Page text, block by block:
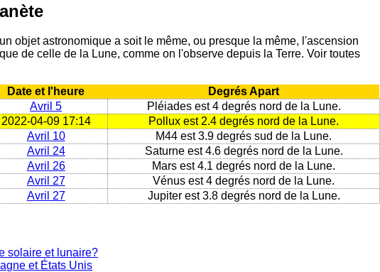
objet astronomique a soit le même, ou presque la même, l'ascension
de celle de la Lune, comme on l'observe depuis la Terre. Voir toutes
Date et l'heure
Degrés Apart
Avril 5
Pléiades est 4 degrés nord de la Lune.
2022-04-09 17:14
Pollux est 2.4 degrés nord de la Lune.
Avril 10
M44 est 3.9 degrés sud de la Lune.
Avril 24
Saturne est 4.6 degrés nord de la Lune.
Avril 26
Mars est 4.1 degrés nord de la Lune.
Avril 27
Vénus est 4 degrés nord de la Lune.
Avril 27 Jupiter est 3.8 degrés nord de la Lune.
solaire et lunaire?
et États Unis